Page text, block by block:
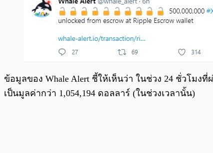
ข้อมูลของ Whale Alert ชี้ให้เห็นว่า ในช่วง 24 ชั่วโมง
เป็นมูลค่ากว่า 1,054,194 ดอลลาร์ (ในช่วงเวลานั้น)